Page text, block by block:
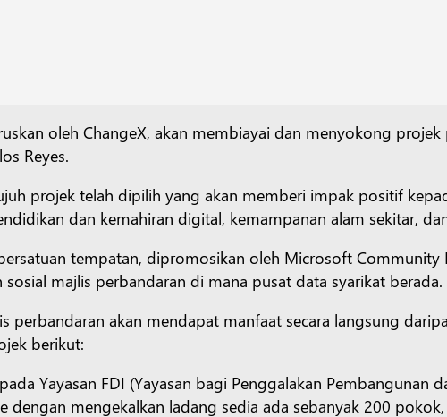
oleh ChangeX, akan membiayai dan menyokong
Reyes.
projek telah dipilih yang akan memberi impak positif
dan kemahiran digital, kemampanan alam sekitar,
tempatan, dipromosikan oleh Microsoft Community
majlis perbandaran di mana pusat data syarikat berada.
perbandaran akan mendapat manfaat secara langsung
berikut:
Yayasan FDI (Yayasan bagi Penggalakan Pembangunan
mengekalkan ladang sedia ada sebanyak 200